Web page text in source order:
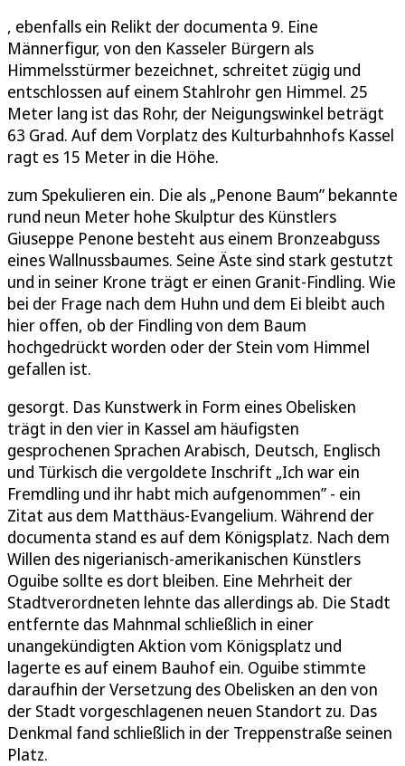
, ebenfalls ein Relikt der documenta 9. Eine
Männerfigur, von den Kasseler Bürgern als
Himmelsstürmer bezeichnet, schreitet zügig und
entschlossen auf einem Stahlrohr gen Himmel. 25
Meter lang ist das Rohr, der Neigungswinkel beträgt
63 Grad. Auf dem Vorplatz des Kulturbahnhofs Kassel
ragt es 15 Meter in die Höhe.
zum Spekulieren ein. Die als „Penone Baum” bekannte
rund neun Meter hohe Skulptur des Künstlers
Giuseppe Penone besteht aus einem Bronzeabguss
eines Wallnussbaumes. Seine Äste sind stark gestutzt
und in seiner Krone trägt er einen Granit-Findling. Wie
bei der Frage nach dem Huhn und dem Ei bleibt auch
hier offen, ob der Findling von dem Baum
hochgedrückt worden oder der Stein vom Himmel
gefallen ist.
gesorgt. Das Kunstwerk in Form eines Obelisken
trägt in den vier in Kassel am häufigsten
gesprochenen Sprachen Arabisch, Deutsch, Englisch
und Türkisch die vergoldete Inschrift „Ich war ein
Fremdling und ihr habt mich aufgenommen” - ein
Zitat aus dem Matthäus-Evangelium. Während der
documenta stand es auf dem Königsplatz. Nach dem
Willen des nigerianisch-amerikanischen Künstlers
Oguibe sollte es dort bleiben. Eine Mehrheit der
Stadtverordneten lehnte das allerdings ab. Die Stadt
entfernte das Mahnmal schließlich in einer
unangekündigten Aktion vom Königsplatz und
lagerte es auf einem Bauhof ein. Oguibe stimmte
daraufhin der Versetzung des Obelisken an den von
der Stadt vorgeschlagenen neuen Standort zu. Das
Denkmal fand schließlich in der Treppenstraße seinen
Platz.